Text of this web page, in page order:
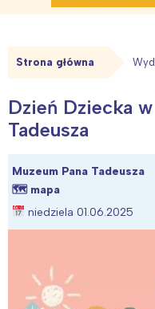
Strona główna
Dzień Dziecka
Tadeusza
Muzeum Pana Tadeusza
🗺 mapa
niedziela 01.06.2025